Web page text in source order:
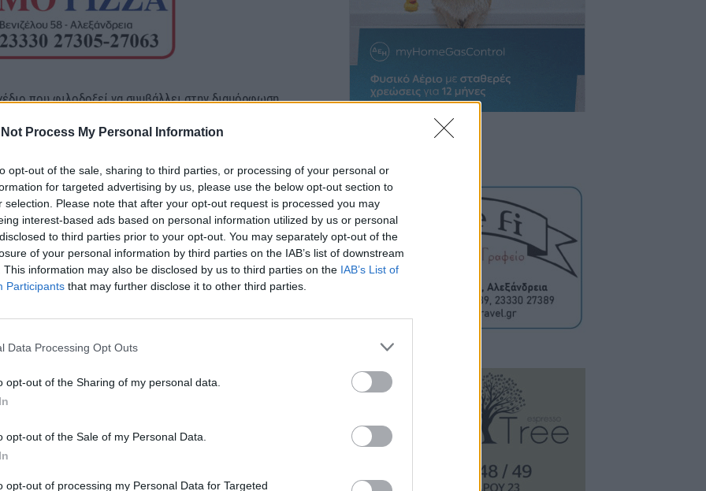
Not Process My Personal Information
opt-out of the sale, sharing to third parties, or processing of your personal or
for targeted advertising by us, please use the below opt-out section to
selection. Please note that after your opt-out request is processed you may
interest-based ads based on personal information utilized by us or personal
to third parties prior to your opt-out. You may separately opt-out of the
of your personal information by third parties on the IAB’s list of downstream
This information may also be disclosed by us to third parties on the IAB’s List of
Participants that may further disclose it to other third parties.
Data Processing Opt Outs
opt-out of the Sharing of my personal data.
opt-out of the Sale of my Personal Data.
opt-out of processing my Personal Data for Targeted
που φιλοδοξεί να συμβάλλει στην διαμόρφωση
περιβαλλοντικής βιωσιμότητας και
ιστού του Δήμου μας για τα επόμενα χρόνια.
των χρήσεων γης και όρων δόμησης (αλλά και
χωροθέτησης των επενδύσεων, προώθησης
προσβασιμότητας, πρόληψης και προσαρμογής
Αλλαγής, καθώς και εξασφάλισης της κοινωνικής
χωρικού χαρακτήρα.
δημοσιοποιηθούν τα αρχικά πορίσματα της
χωρικής ανάπτυξης του Δήμου.
καταγραφή σχολίων των παρευρισκόμενων κατά
το κοινό μπορεί να υποβάλει τις ιδέες και
και τις παρατηρήσεις του μέσω της
του ΥΠΕΝ (https://polsxedia.ypen.gov.gr/) και για